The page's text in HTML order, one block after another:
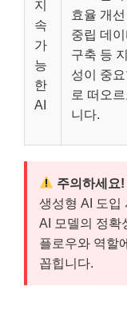
지
속
가
능
한
AI
효율 개
중립 데
구축 등
성이 중
로 떠오
니다.
주의하세요!
생성형 AI 도입
AI 모델의 정확
플로우와 역할
꼽힙니다.